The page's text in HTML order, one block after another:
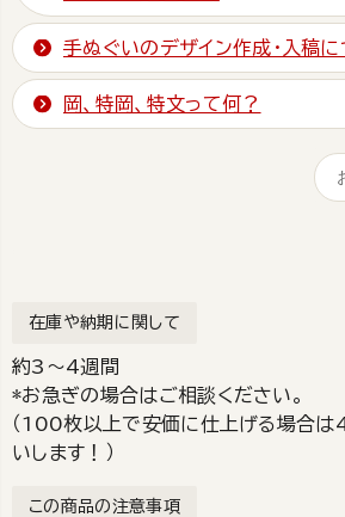
手ぬぐいのデザイン作成・入稿に
岡、特岡、特文って何？
在庫や納期に関して
約3～4週間
*お急ぎの場合はご相談ください。
（100枚以上で安価に仕上げる場合
いします！）
この商品の注意事項